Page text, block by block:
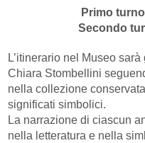
Primo
Secondo
L’itinerario nel Museo
Chiara Stombellini
nella collezione
significati simbolici.
La narrazione di ciascun
nella letteratura e nella